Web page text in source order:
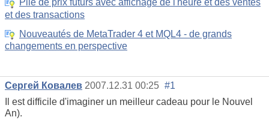
Pile de prix futurs avec affichage de l'heure et des ventes
et des transactions
Nouveautés de MetaTrader 4 et MQL4 - de grands
changements en perspective
Сергей Ковалев 2007.12.31 00:25 #1
Il est difficile d'imaginer un meilleur cadeau pour le Nouvel
An).